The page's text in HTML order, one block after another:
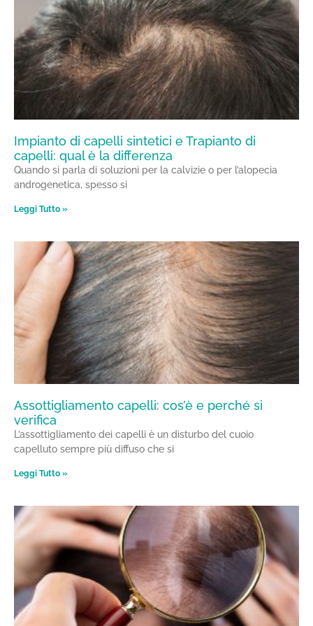
Impianto di capelli sintetici e Trapianto di
capelli: qual è la differenza
Quando si parla di soluzioni per la calvizie o per l’alopecia
androgenetica, spesso si
Leggi Tutto »
Assottigliamento capelli: cos’è e perché si
verifica
L’assottigliamento dei capelli è un disturbo del cuoio
capelluto sempre più diffuso che si
Leggi Tutto »